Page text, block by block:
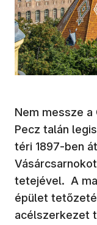
Nem messze
Pecz talán
téri 1897-ben
tetejével. A
épület
acélszerkezet